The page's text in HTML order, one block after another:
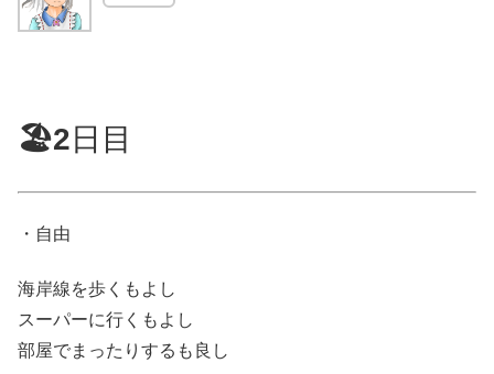
🏖️2 日目
・自由
海岸線を歩くもよし
スーパーに行くもよし
部屋でまったりするも良し